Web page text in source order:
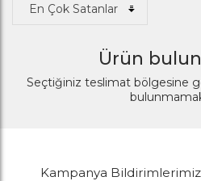
Ürün
Seçtiğiniz teslimat bölgesine
Kampanya